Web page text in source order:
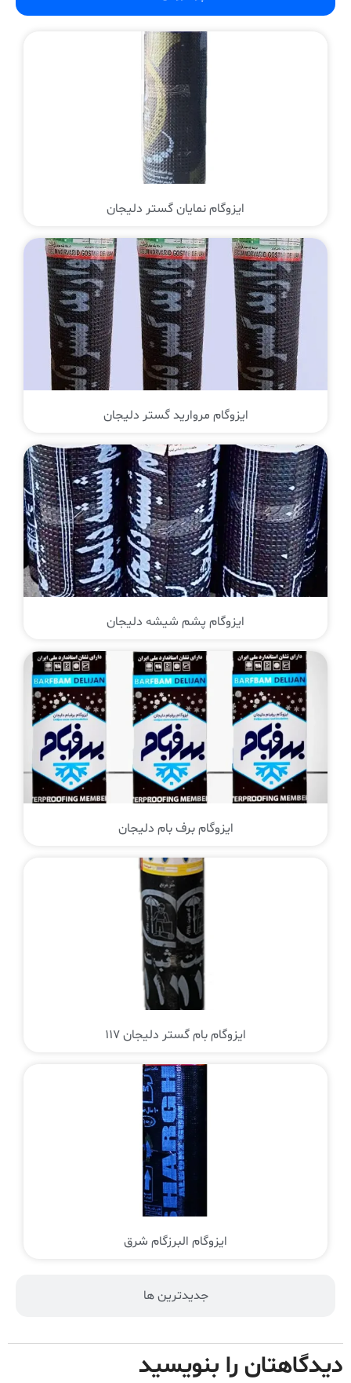
جدیدترین ها
ایزوگام نمایان گستر دلیجان
ایزوگام مروارید گستر دلیجان
ایزوگام پشم شیشه دلیجان
ایزوگام برف بام دلیجان
ایزوگام بام گستر دلیجان 117
ایزوگام البرزگام شرق
دیدگاهتان را بنویسید